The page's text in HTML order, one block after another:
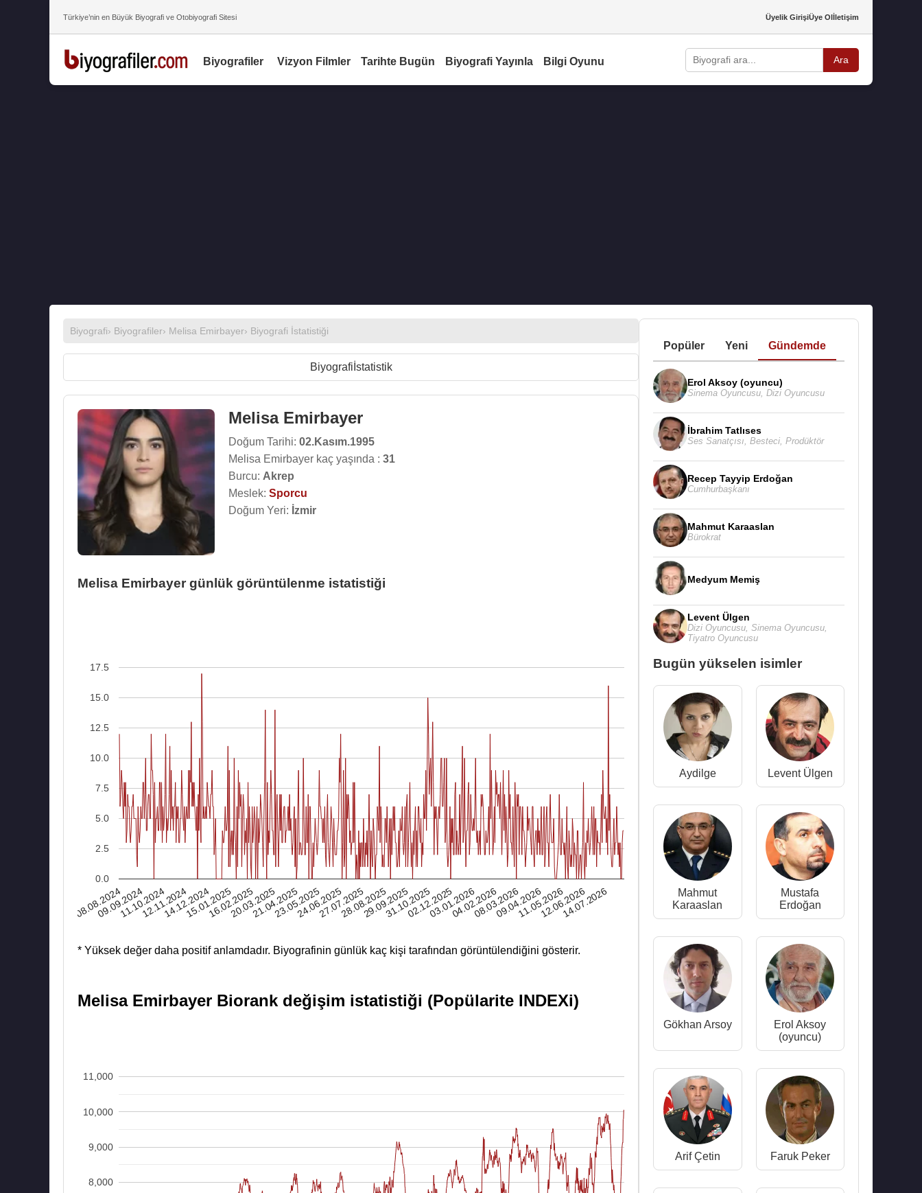
Türkiye’nin en Büyük Biyografi ve Otobiyografi Sitesi Üyelik GirişiÜye Olİletişim
Biyografiler Vizyon Filmler Tarihte Bugün Biyografi Yayınla Bilgi Oyunu Ara
Biyografi› Biyografiler› Melisa Emirbayer› Biyografi İstatistiği
Biyografi İstatistik
Melisa Emirbayer
Doğum Tarihi: 02.Kasım.1995
Melisa Emirbayer kaç yaşında : 31
Burcu: Akrep
Meslek: Sporcu
Doğum Yeri: İzmir
Melisa Emirbayer günlük görüntülenme istatistiği
08.08.2024
09.09.2024
11.10.2024
12.11.2024
14.12.2024
15.01.2025
16.02.2025
20.03.2025
21.04.2025
23.05.2025
24.06.2025
27.07.2025
28.08.2025
29.09.2025
31.10.2025
02.12.2025
03.01.2026
04.02.2026
08.03.2026
09.04.2026
11.05.2026
12.06.2026
14.07.2026
0.0
2.5
5.0
7.5
10.0
12.5
15.0
17.5
* Yüksek değer daha positif anlamdadır. Biyografinin günlük kaç kişi tarafından görüntülendiğini gösterir.
Melisa Emirbayer Biorank değişim istatistiği (Popülarite INDEXi)
8,000
9,000
10,000
11,000
Popüler Yeni Gündemde
Erol Aksoy (oyuncu)
Sinema Oyuncusu Dizi Oyuncusu
İbrahim Tatlıses
Ses Sanatçısı Besteci Prodüktör
Recep Tayyip Erdoğan
Cumhurbaşkanı
Mahmut Karaaslan
Bürokrat
Medyum Memiş
Levent Ülgen
Dizi Oyuncusu, Sinema Oyuncusu,
Tiyatro Oyuncusu
Bugün yükselen isimler
Aydilge Levent Ülgen
Mahmut
Karaaslan
Mustafa
Erdoğan
Gökhan Arsoy
Erol Aksoy
(oyuncu)
Arif Çetin Faruk Peker